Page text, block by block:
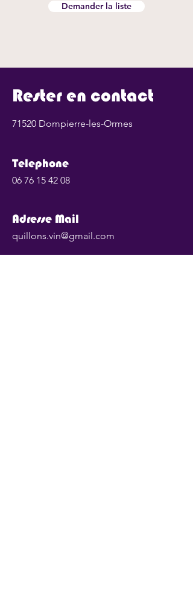
Demander la liste
Rester en contact
71520 Dompierre-les-Ormes
Telephone
06 76 15 42 08
Adresse Mail
quillons.vin@gmail.com